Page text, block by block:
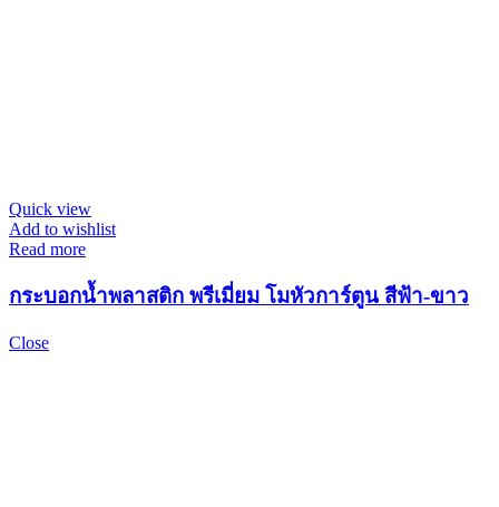
Quick view
Add to wishlist
Read more
กระบอกน้ำพลาสติก พรีเมี่ยม โมหัวการ์ตูน สีฟ้า-ขาว
Close